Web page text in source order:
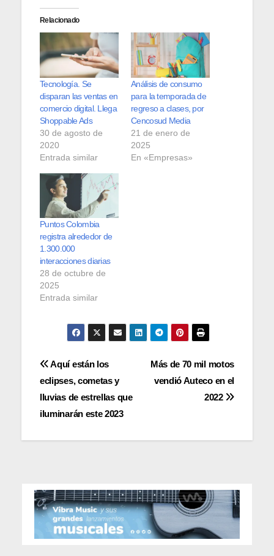
Relacionado
Tecnología. Se
disparan las ventas en
comercio digital. Llega
Shoppable Ads
30 de agosto de
2020
Entrada similar
Análisis de consumo
para la temporada de
regreso a clases, por
Cencosud Media
21 de enero de
2025
En «Empresas»
Puntos Colombia
registra alrededor de
1.300.000
interacciones diarias
28 de octubre de
2025
Entrada similar
Navegación
de
entradas
Más de 70 mil motos
vendió Auteco en el
2022
Aquí están los
eclipses, cometas y
lluvias de estrellas que
iluminarán este 2023